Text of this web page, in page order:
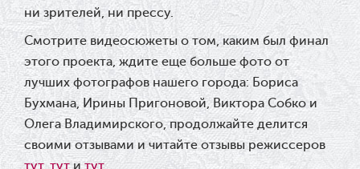
ни зрителей, ни прессу.
Смотрите видеосюжеты о том, каким был финал
этого проекта, ждите еще больше фото от
лучших фотографов нашего города: Бориса
Бухмана, Ирины Пригоновой, Виктора Собко и
Олега Владимирского, продолжайте делится
своими отзывами и читайте отзывы режиссеров
тут,тутитут.